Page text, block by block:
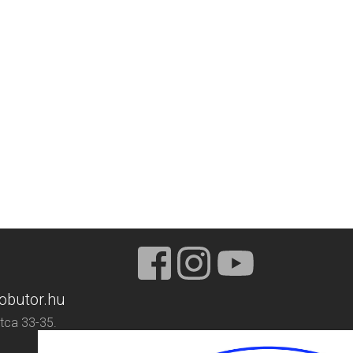
33-35.